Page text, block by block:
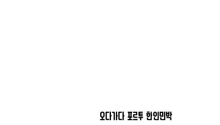
오다가다 포르투 한인민박